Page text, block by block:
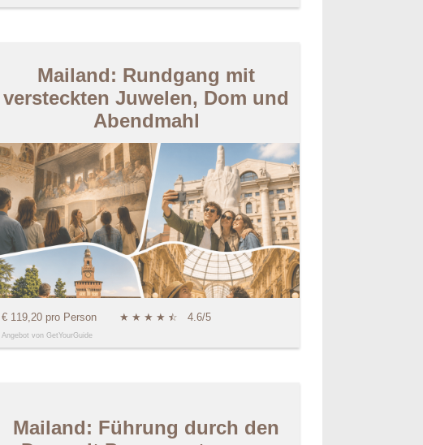
Mailand: Rundgang mit
versteckten Juwelen, Dom und
Abendmahl
€ 119,20 pro Person ★ ★ ★ ★ ★
☆ 4.6/5
Angebot von GetYourGuide
Mailand: Führung durch den